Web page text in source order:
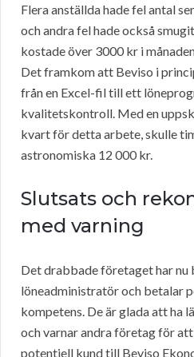
Flera anställda hade fel antal
och andra fel hade också
kostade över 3000 kr i
Det framkom att Beviso i
från en Excel-fil till ett
kvalitetskontroll. Med en
kvart för detta arbete, skulle
astronomiska 12 000 kr.
Slutsats och
med varning
Det drabbade företaget har nu
löneadministratör och betalar
kompetens. De är glada att ha
och varnar andra företag för
potentiell kund till Beviso